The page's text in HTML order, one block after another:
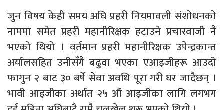
जुन विषय केही समय अघि प्रहरी नियमावली संशोधनको
नाममा समेत प्रहरी महानीरिक्षक हटाउने प्रचारवाजी नै
भएको थियो । वर्तमान प्रहरी महानीरिक्षक उपेन्द्रकान्त
अर्यालसहित उनीसँगै बढुवा भएका एआइजीहरू आउदो
फागुन २ बाट ३० बर्षे सेवा अवधि पूरा गरी घर जादैछन् ।
भावी आइजीका अर्थात २५ औं आइजीका लागि लगभग